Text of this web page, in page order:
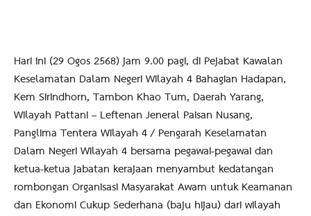
Hari ini (29 Ogos 2568) jam 9.00 pagi, di Pejabat Kawalan
Keselamatan Dalam Negeri Wilayah 4 Bahagian Hadapan,
Kem Sirindhorn, Tambon Khao Tum, Daerah Yarang,
Wilayah Pattani – Leftenan Jeneral Paisan Nusang,
Panglima Tentera Wilayah 4 / Pengarah Keselamatan
Dalam Negeri Wilayah 4 bersama pegawai-pegawai dan
ketua-ketua jabatan kerajaan menyambut kedatangan
rombongan Organisasi Masyarakat Awam untuk Keamanan
dan Ekonomi Cukup Sederhana (baju hijau) dari wilayah